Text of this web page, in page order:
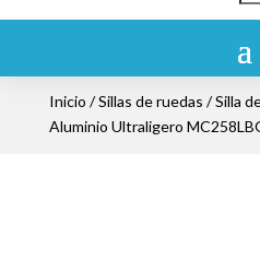
de
Inicio /Sillas de ruedas / Silla
Aluminio Ultraligero